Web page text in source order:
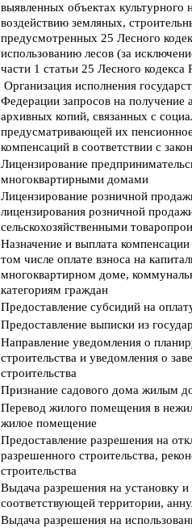
выявленных объектах
воздействию земляных,
предусмотренных 25 Лесного
использованию лесов (за
части 1 статьи 25 Лесного
Организация исполнения
Федерации запросов на
архивных копий, связанных с
предусматривающей их
компенсаций в соответствии с
Лицензирование
многоквартирными домами
Лицензирование розничной
лицензирования розничной
сельскохозяйственными
Назначение и выплата
том числе оплате взноса на
многоквартирном доме,
категориям граждан
Предоставление субсидий на
Предоставление выписки из
Направление уведомления о
строительства и уведомления о
строительства
Признание садового дома жилым
Перевод жилого помещения в
жилое помещение
Предоставление разрешения на
разрешенного строительства,
строительства
Выдача разрешения на установку
соответствующей территории,
Выдача разрешения на